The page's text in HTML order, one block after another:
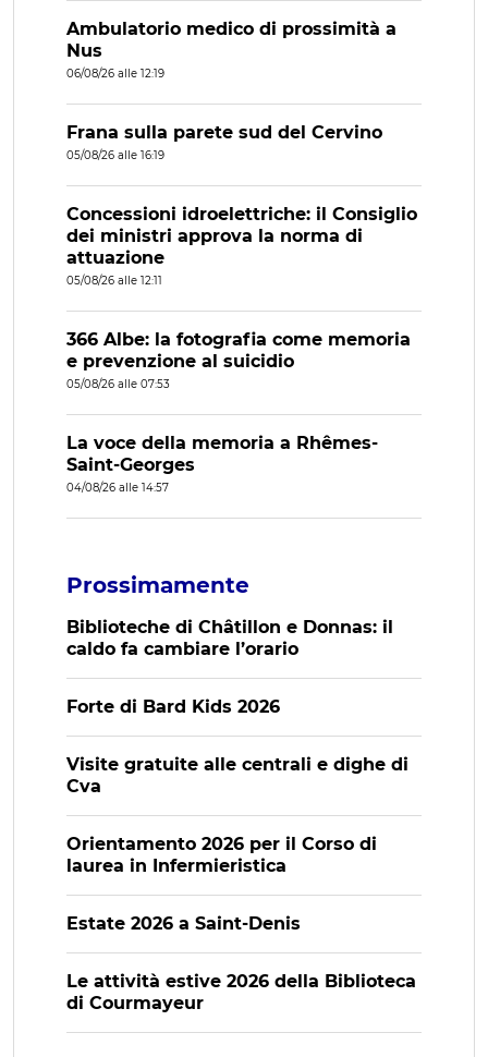
Ambulatorio medico di prossimità a
Nus
06/08/26 alle 12:19
Frana sulla parete sud del Cervino
05/08/26 alle 16:19
Concessioni idroelettriche: il Consiglio
dei ministri approva la norma di
attuazione
05/08/26 alle 12:11
366 Albe: la fotografia come memoria
e prevenzione al suicidio
05/08/26 alle 07:53
La voce della memoria a Rhêmes-
Saint-Georges
04/08/26 alle 14:57
Prossimamente
Biblioteche di Châtillon e Donnas: il
caldo fa cambiare l’orario
Forte di Bard Kids 2026
Visite gratuite alle centrali e dighe di
Cva
Orientamento 2026 per il Corso di
laurea in Infermieristica
Estate 2026 a Saint-Denis
Le attività estive 2026 della Biblioteca
di Courmayeur